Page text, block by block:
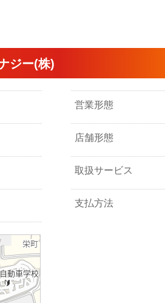
ジー(株)
営業形態
店舗形態
取扱サービス
支払方法